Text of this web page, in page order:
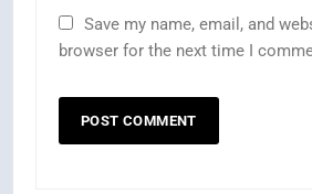
Save my name, email, and
browser for the next time I